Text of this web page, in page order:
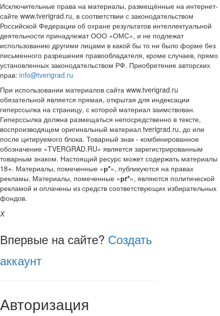
Исключительные права на материалы, размещённые на интернет-
сайте www.tverigrad.ru, в соответствии с законодательством
Российской Федерации об охране результатов интеллектуальной
деятельности принадлежат ООО «ОМС», и не подлежат
использованию другими лицами в какой бы то ни было форме без
письменного разрешения правообладателя, кроме случаев, прямо
установленных законодательством РФ. Приобретение авторских
прав: info@tverigrad.ru
При использовании материалов сайта www.tverigrad.ru
обязательной является прямая, открытая для индексации
гиперссылка на страницу, с которой материал заимствован.
Гиперссылка должна размещаться непосредственно в тексте,
воспроизводящем оригинальный материал tverigrad.ru, до или
после цитируемого блока. Товарный знак - комбинированное
обозначение «TVERGRAD.RU» является зарегистрированным
товарным знаком. Настоящий ресурс может содержать материалы
18+. Материалы, помеченные «р*», публикуются на правах
рекламы. Материалы, помеченные «рr*», являются политической
рекламой и оплачены из средств соответствующих избирательных
фондов.
X
Впервые на сайте? Создать
аккаунт
Авторизация